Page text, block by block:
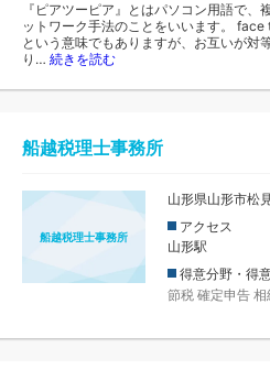
『ピアツーピア』とはパソコン用語で
ットワーク手法のことをいいます。 face
という意味でもありますが、お互いが対
り… 続きを読む
船越税理士事務所
船越税理士事務所
山形県山形市松
アクセス
山形駅
得意分野・得
節税 確定申告 相